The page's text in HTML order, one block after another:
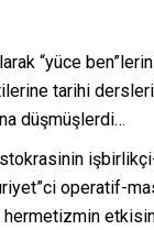
“yüce
tarihi
düşmüşlerdi…
operatif-